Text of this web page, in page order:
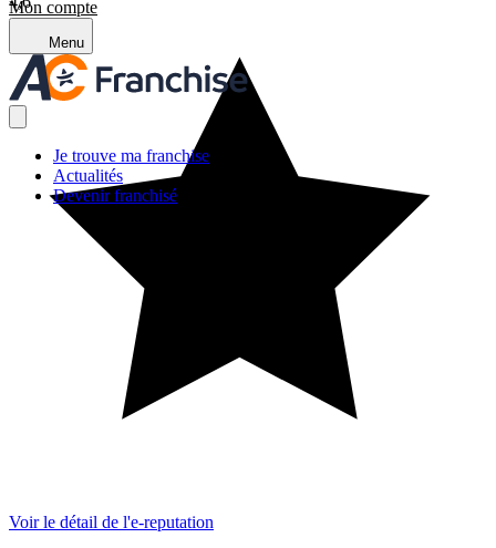
Mon compte
Menu
Je trouve ma franchise
Actualités
Devenir franchisé
Voir le détail de l'e-reputation